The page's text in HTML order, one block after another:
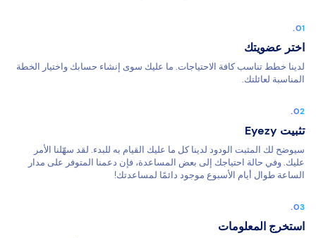
اختر عضويتك
لدينا خطط تناسب كافة الاحتياجات. ما عليك سوى إنشاء حسابك واختيار الخطة
المناسبة لعائلتك.
تثبيت Eyezy
سيوضح لك المثبت الودود لدينا كل ما عليك القيام به للبدء. لقد سهّلنا الأمر
عليك. وفي حالة احتياجك إلى بعض المساعدة، فإن دعمنا المتوفر على مدار
الساعة طوال أيام الأسبوع موجود دائمًا لمساعدتك!
استخرج المعلومات